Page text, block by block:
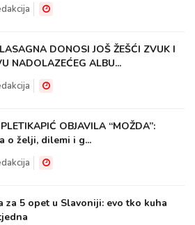
DONOSI JOŠ ŽEŠĆI ZVUK I
NADOLAZEĆEG ALBU...
OBJAVILA “MOŽDA”:
o želji, dilemi i g...
za 5 opet u Slavoniji: evo tko kuha